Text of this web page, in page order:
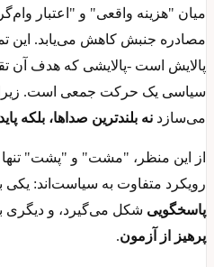
میان "هزینه واقعی" و "اعتبار
مصادره جنبش کاهش می‌یابد. این
پالایش است -پالایشی که هدف آن
سیاسی یک حرکت جمعی است. زیرا در
می‌سازد نه بلندترین صداها، بلکه
از این منظر، "مشت" و "پشت" تنها
رویکرد متفاوت به سیاست‌اند: یکی
پاسخگویی شکل می‌گیرد، و دیگری
پرهیز از آزمون.